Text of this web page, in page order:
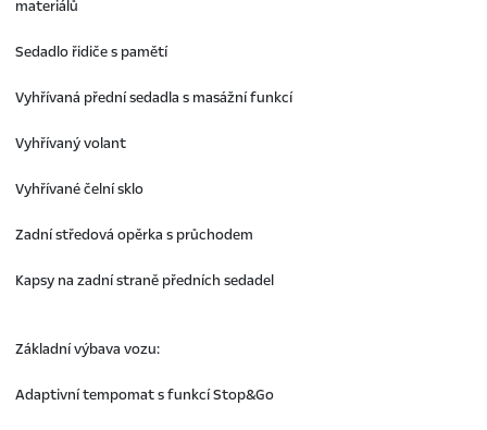
materiálů
Sedadlo řidiče s pamětí
Vyhřívaná přední sedadla s masážní funkcí
Vyhřívaný volant
Vyhřívané čelní sklo
Zadní středová opěrka s průchodem
Kapsy na zadní straně předních sedadel
Základní výbava vozu:
Adaptivní tempomat s funkcí Stop&Go